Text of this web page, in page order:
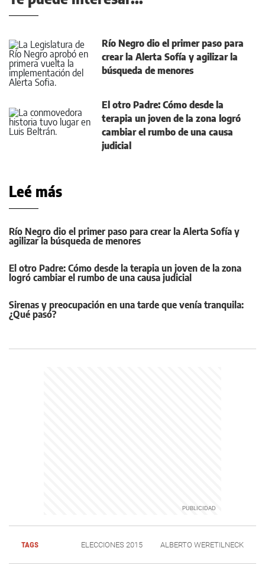
Río Negro dio el primer paso para
crear la Alerta Sofía y agilizar la
búsqueda de menores
El otro Padre: Cómo desde la
terapia un joven de la zona logró
cambiar el rumbo de una causa
judicial
Leé más
Río Negro dio el primer paso para crear la Alerta Sofía y
agilizar la búsqueda de menores
El otro Padre: Cómo desde la terapia un joven de la zona
logró cambiar el rumbo de una causa judicial
Sirenas y preocupación en una tarde que venía tranquila:
¿Qué pasó?
TAGS ELECCIONES 2015 ALBERTO WERETILNECK